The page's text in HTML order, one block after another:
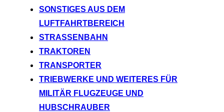
SONSTIGES AUS DEM
LUFTFAHRTBEREICH
STRASSENBAHN
TRAKTOREN
TRANSPORTER
TRIEBWERKE UND WEITERES FÜR
MILITÄR FLUGZEUGE UND
HUBSCHRAUBER